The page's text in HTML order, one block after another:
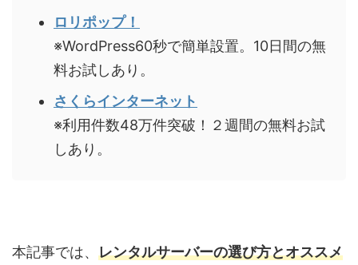
ロリポップ！
※WordPress60秒で簡単設置。10日間の無
料お試しあり。
さくらインターネット
※利用件数48万件突破！２週間の無料お試
しあり。
本記事では、 レンタルサーバーの選び方とオススメ